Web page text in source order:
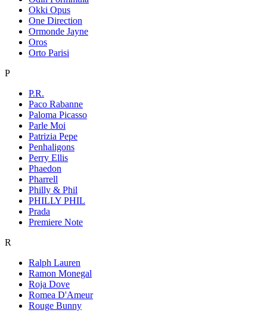
Okki Opus
One Direction
Ormonde Jayne
Oros
Orto Parisi
P
P.R.
Paco Rabanne
Paloma Picasso
Parle Moi
Patrizia Pepe
Penhaligons
Perry Ellis
Phaedon
Pharrell
Philly & Phil
PHILLY PHIL
Prada
Premiere Note
R
Ralph Lauren
Ramon Monegal
Roja Dove
Romea D'Ameur
Rouge Bunny